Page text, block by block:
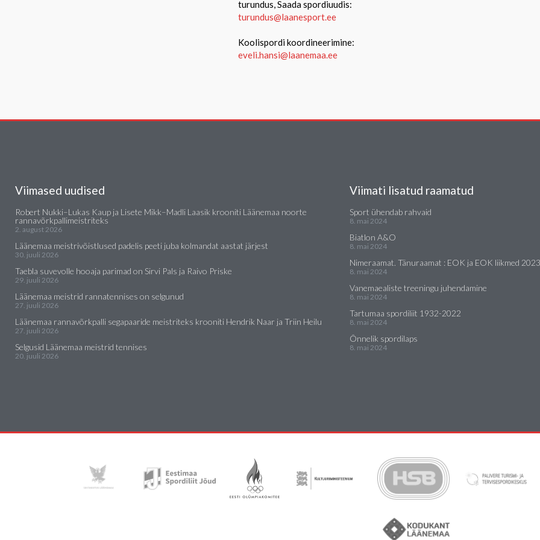
turundus, Saada spordiuudis:
turundus@laanesport.ee
Koolispordi koordineerimine:
eveli.hansi@laanemaa.ee
Viimased uudised
Robert Nukki–Lukas Kaup ja Lisete Mikk–Madli Laasik krooniti Läänemaa noorte
rannavõrkpallimeistriteks
2. august 2026
Läänemaa meistrivõistlused padelis peeti juba kolmandat aastat järjest
30. juuli 2026
Taebla suvevolle hooaja parimad on Sirvi Pals ja Raivo Priske
29. juuli 2026
Läänemaa meistrid rannatennises on selgunud
27. juuli 2026
Läänemaa rannavõrkpalli segapaaride meistriteks krooniti Hendrik Naar ja Triin Heilu
27. juuli 2026
Selgusid Läänemaa meistrid tennises
20. juuli 2026
Viimati lisatud raamatud
Sport ühendab rahvaid
8. mai 2024
Biatlon A&O
8. mai 2024
Nimeraamat. Tänuraamat : EOK ja EOK liikmed 2023
8. mai 2024
Vanemaealiste treeningu juhendamine
8. mai 2024
Tartumaa spordiliit 1932-2022
8. mai 2024
Õnnelik spordilaps
8. mai 2024